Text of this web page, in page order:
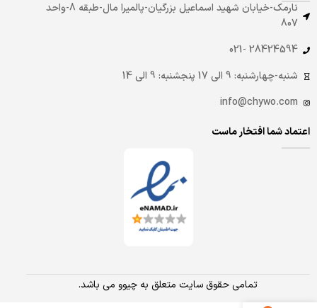
نارمک-خیابان شهید اسماعیل بزرگیان-پالمیرا مال-طبقه 8-واحد
807
28424594 -021
شنبه-چهارشنبه: 9 الی 17 پنجشنبه: 9 الی 14
info@chywo.com
اعتماد شما افتخار ماست
تمامی حقوق سایت متعلق به چیوو می باشد.